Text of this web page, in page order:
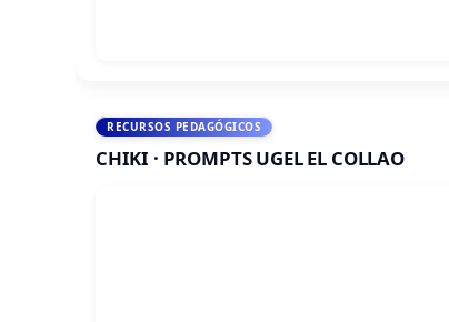
RECURSOS PEDAGÓGICOS
CHIKI · PROMPTS UGEL EL COLLAO